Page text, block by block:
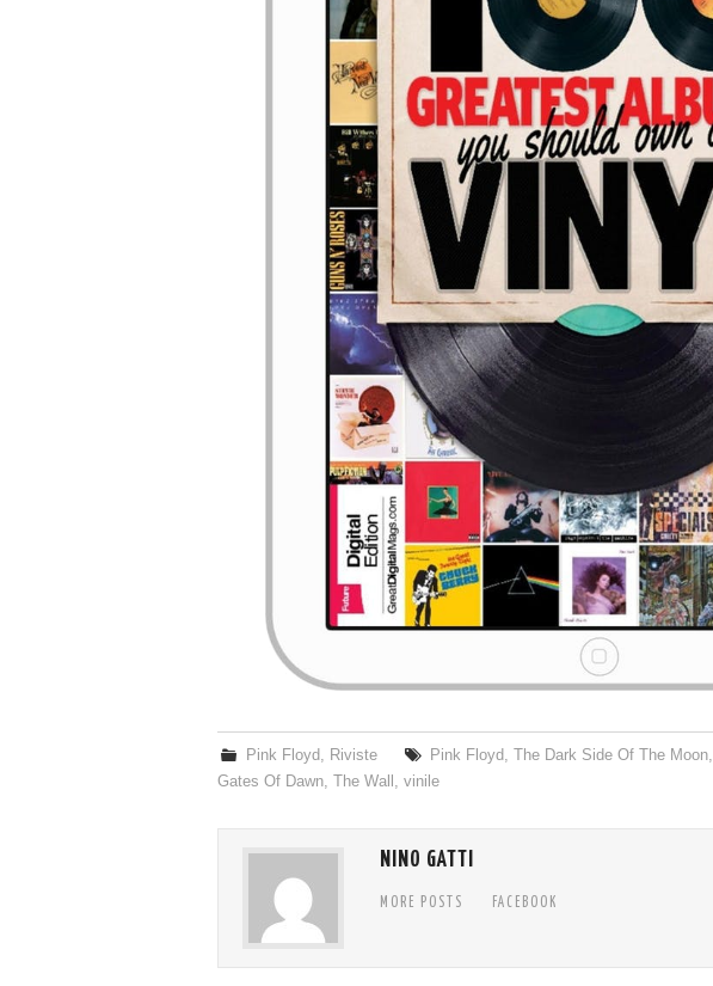
Pink Floyd, Riviste Pink Floyd, The Dark Side Of The Moon,
Gates Of Dawn, The Wall , vinile
NINO GATTI
MORE POSTS FACEBOOK